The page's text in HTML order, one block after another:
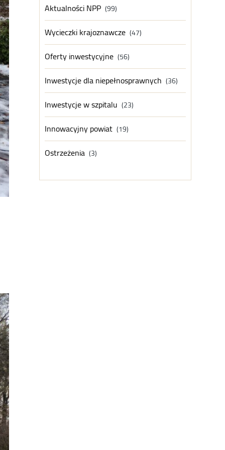
Aktualności NPP (99)
Wycieczki krajoznawcze (47)
Oferty inwestycyjne (56)
Inwestycje dla niepełnosprawnych (36)
Inwestycje w szpitalu (23)
Innowacyjny powiat (19)
Ostrzeżenia (3)